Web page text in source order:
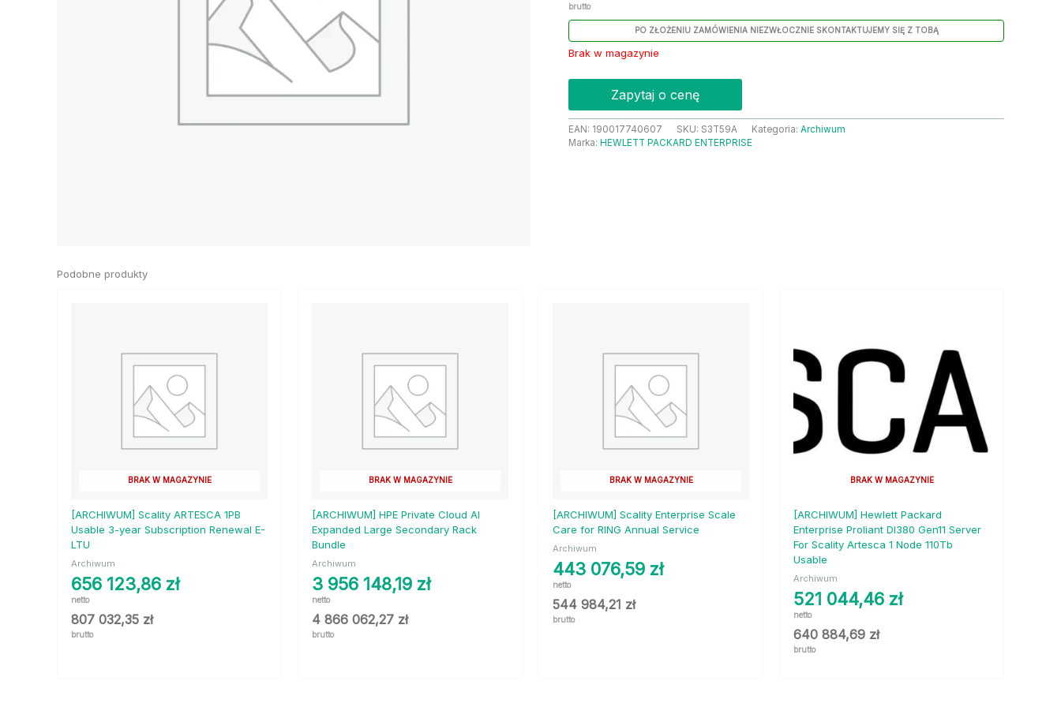
brutto
PO ZŁOŻENIU ZAMÓWIENIA NIEZWŁOCZNIE SKONTAKTUJEMY SIĘ Z TOBĄ
Brak w magazynie
Zapytaj o cenę
EAN: 190017740607 SKU: S3T59A Kategoria: Archiwum
Marka: HEWLETT PACKARD ENTERPRISE
Podobne produkty
BRAK W MAGAZYNIE
[ARCHIWUM] Scality ARTESCA 1PB
Usable 3-year Subscription Renewal E-
LTU
Archiwum
656 123,86 zł
netto
807 032,35 zł
brutto
BRAK W MAGAZYNIE
[ARCHIWUM] HPE Private Cloud AI
Expanded Large Secondary Rack
Bundle
Archiwum
3 956 148,19 zł
netto
4 866 062,27 zł
brutto
BRAK W MAGAZYNIE
[ARCHIWUM] Scality Enterprise Scale
Care for RING Annual Service
Archiwum
443 076,59 zł
netto
544 984,21 zł
brutto
BRAK W MAGAZYNIE
[ARCHIWUM] Hewlett Packard
Enterprise Proliant Dl380 Gen11 Server
For Scality Artesca 1 Node 110Tb
Usable
Archiwum
521 044,46 zł
netto
640 884,69 zł
brutto